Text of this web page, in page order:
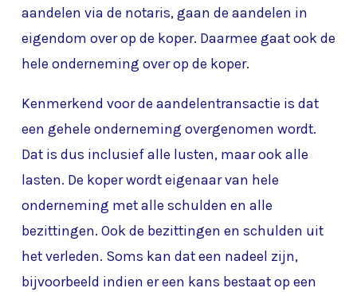
aandelen via de notaris, gaan de aandelen in
eigendom over op de koper. Daarmee gaat ook de
hele onderneming over op de koper.
Kenmerkend voor de aandelentransactie is dat
een gehele onderneming overgenomen wordt.
Dat is dus inclusief alle lusten, maar ook alle
lasten. De koper wordt eigenaar van hele
onderneming met alle schulden en alle
bezittingen. Ook de bezittingen en schulden uit
het verleden. Soms kan dat een nadeel zijn,
bijvoorbeeld indien er een kans bestaat op een